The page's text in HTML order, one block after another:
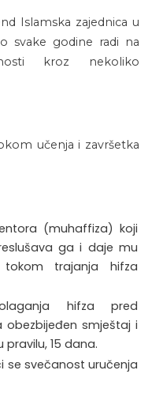
Islamska zajednica u
svake godine radi na
kroz nekoliko
učenja i završetka
(muhaffiza) koji
ga i daje mu
trajanja hifza
hifza pred
obezbijeđen smještaj i
pravilu, 15 dana.
se svečanost uručenja